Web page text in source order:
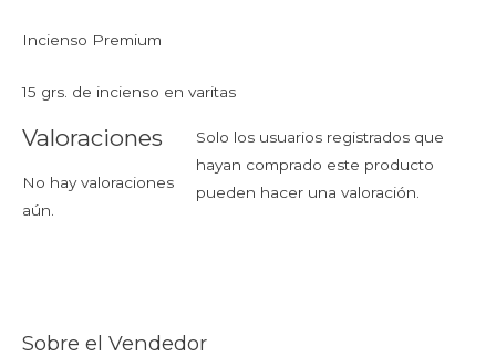
Incienso Premium
15 grs. de incienso en varitas
Valoraciones
No hay valoraciones
aún.
Solo los usuarios registrados que
hayan comprado este producto
pueden hacer una valoración.
Sobre el Vendedor